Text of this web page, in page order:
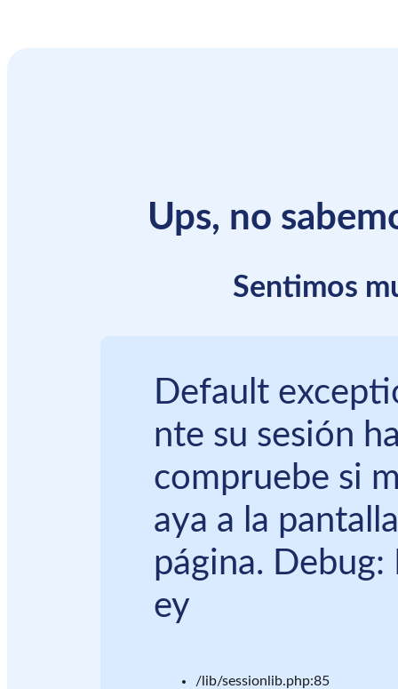
Ups, no
Sentimos
Default
nte su sesión
compruebe si
aya a la
página.
ey
/lib/sessionlib.php:85